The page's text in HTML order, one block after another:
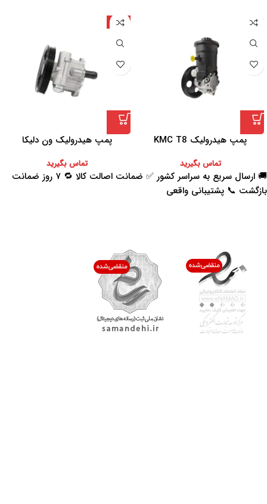
پمپ هیدرولیک KMC T8
تماس بگیرید
چین
پمپ هیدرولیک ون دلیکا
تماس بگیرید
🚚 ارسال سریع به سراسر کشور ✅ ضمانت اصالت کالا 🔁 ۷ روز ضمانت
بازگشت 📞 پشتیبانی واقعی